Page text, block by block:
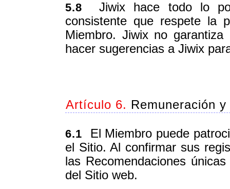
5.8 Jiwix hace todo lo
consistente que respete la
Miembro. Jiwix no
hacer sugerencias a Jiwix
Artículo 6. Remuneración
6.1 El Miembro puede
el Sitio. Al confirmar sus
las Recomendaciones
del Sitio web.